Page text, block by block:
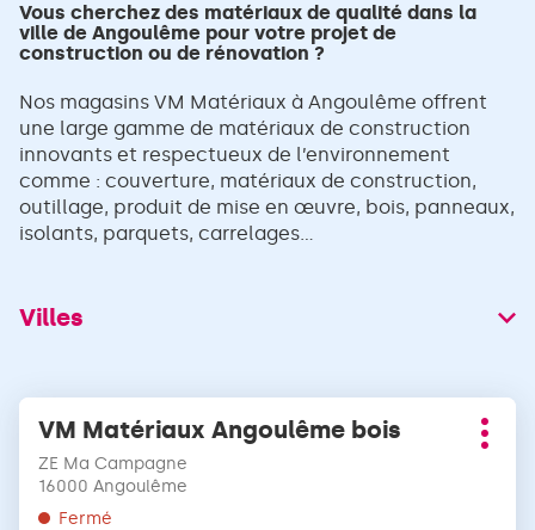
Vous cherchez des matériaux de qualité dans la
ville de Angoulême pour votre projet de
construction ou de rénovation ?
Nos magasins VM Matériaux à Angoulême offrent
une large gamme de matériaux de construction
innovants et respectueux de l’environnement
comme : couverture, matériaux de construction,
outillage, produit de mise en œuvre, bois, panneaux,
isolants, parquets, carrelages...
Villes
Appuyer
sur
touche
ENTRÉE
Point
de
vente
:
VM Matériaux Angoulême bois
ZE Ma Campagne
16000 Angoulême
Fermé
Plus